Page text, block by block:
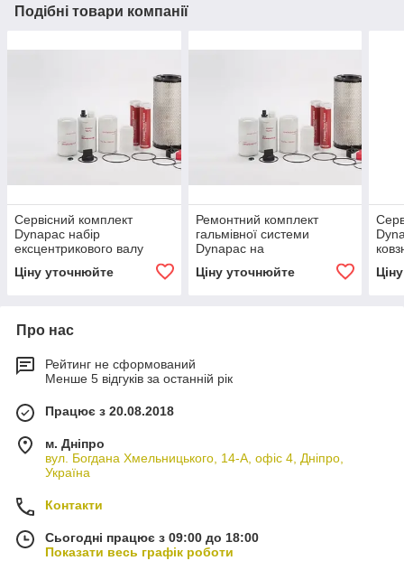
Подібні товари компанії
Сервісний комплект
Dynapac набір
ексцентрикового валу
вібраційних котків серії CC
Ціну уточнюйте
Ремонтний комплект
гальмівної системи
Dynapac на
асфальтоукладальниках
AFT600-3 Tier 3
Ціну уточнюйте
Про нас
Рейтинг не сформований
Менше 5 відгуків за останній рік
Працює з 20.08.2018
м. Дніпро
вул. Богдана Хмельницького, 14-А, офіс 4, Дніпро,
Україна
Контакти
Сьогодні працює з 09:00 до 18:00
Показати весь графік роботи